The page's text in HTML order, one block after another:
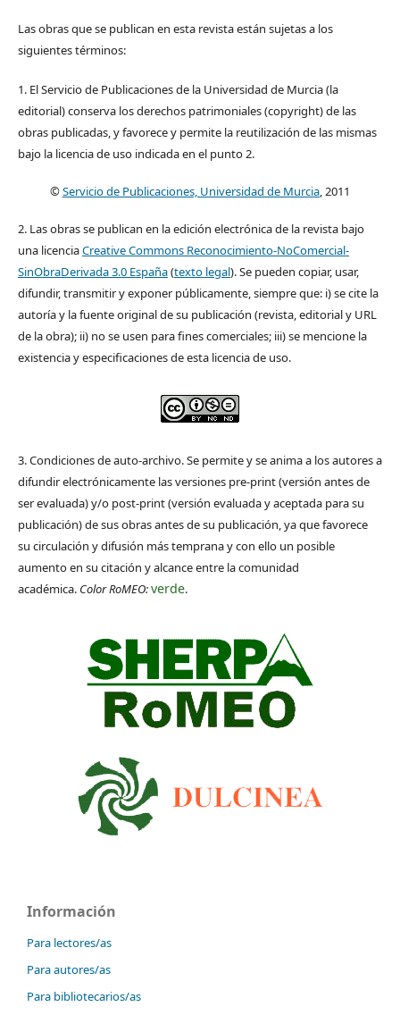
Las obras que se publican en esta revista están sujetas a los
siguientes términos:
1. El Servicio de Publicaciones de la Universidad de Murcia (la
editorial) conserva los derechos patrimoniales (copyright) de las
obras publicadas, y favorece y permite la reutilización de las mismas
bajo la licencia de uso indicada en el punto 2.
©Servicio de Publicaciones, Universidad de Murcia, 2011
2. Las obras se publican en la edición electrónica de la revista bajo
una licenciaCreative Commons Reconocimiento-NoComercial-
SinObraDerivada 3.0 España(texto legal). Se pueden copiar, usar,
difundir, transmitir y exponer públicamente, siempre que: i) se cite la
autoría y la fuente original de su publicación (revista, editorial y URL
de la obra); ii) no se usen para fines comerciales; iii) se mencione la
existencia y especificaciones de esta licencia de uso.
3. Condiciones de auto-archivo. Se permite y se anima a los autores a
difundir electrónicamente las versiones pre-print (versión antes de
ser evaluada) y/o post-print (versión evaluada y aceptada para su
publicación) de sus obras antes de su publicación, ya que favorece
su circulación y difusión más temprana y con ello un posible
aumento en su citación y alcance entre la comunidad
académica. Color RoMEO:verde.
Información
Para lectores/as
Para autores/as
Para bibliotecarios/as